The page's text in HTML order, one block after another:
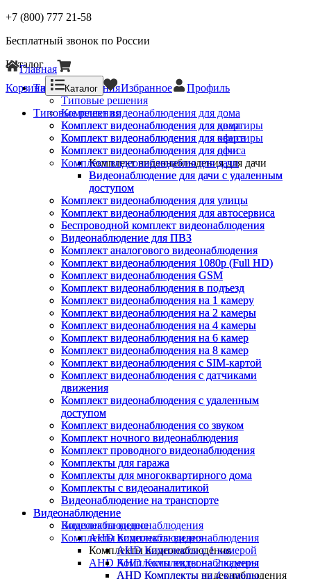
+7 (800) 777 21-58
Бесплатный звонок по России
Каталог
Типовые решения
Типовые решения
Комплект видеонаблюдения для дома
Комплект видеонаблюдения для квартиры
Комплект видеонаблюдения для офиса
Комплект видеонаблюдения для дачи
Комплект видеонаблюдения для дачи
Видеонаблюдение для дачи с удаленным
доступом
Комплект видеонаблюдения для улицы
Комплект видеонаблюдения для автосервиса
Беспроводной комплект видеонаблюдения
Видеонаблюдение для ПВЗ
Комплект аналогового видеонаблюдения
Комплект видеонаблюдения 1080p (Full HD)
Комплект видеонаблюдения GSM
Комплект видеонаблюдения в подъезд
Комплект видеонаблюдения на 1 камеру
Комплект видеонаблюдения на 2 камеры
Комплект видеонаблюдения на 4 камеры
Комплект видеонаблюдения на 6 камер
Комплект видеонаблюдения на 8 камер
Комплект видеонаблюдения с SIM-картой
Комплект видеонаблюдения с датчиками
движения
Комплект видеонаблюдения с удаленным
доступом
Комплект видеонаблюдения со звуком
Комплект ночного видеонаблюдения
Комплект проводного видеонаблюдения
Комплекты для гаража
Комплекты для многоквартирного дома
Комплекты с видеоаналитикой
Видеонаблюдение на транспорте
Видеонаблюдение
Видеонаблюдение
Комплекты видеонаблюдения
Комплекты видеонаблюдения
AHD Комплекты видеонаблюдения
AHD Комплекты видеонаблюдения
Главная
Корзина
Каталог Избранное Профиль
Типовые решения
Комплект видеонаблюдения для дома
Комплект видеонаблюдения для квартиры
Комплект видеонаблюдения для офиса
Комплект видеонаблюдения для дачи
Видеонаблюдение для дачи с удаленным
доступом
Комплект видеонаблюдения для улицы
Комплект видеонаблюдения для автосервиса
Беспроводной комплект видеонаблюдения
Видеонаблюдение для ПВЗ
Комплект аналогового видеонаблюдения
Комплект видеонаблюдения 1080p (Full HD)
Комплект видеонаблюдения GSM
Комплект видеонаблюдения в подъезд
Комплект видеонаблюдения на 1 камеру
Комплект видеонаблюдения на 2 камеры
Комплект видеонаблюдения на 4 камеры
Комплект видеонаблюдения на 6 камер
Комплект видеонаблюдения на 8 камер
Комплект видеонаблюдения с SIM-картой
Комплект видеонаблюдения с датчиками
движения
Комплект видеонаблюдения с удаленным
доступом
Комплект видеонаблюдения со звуком
Комплект ночного видеонаблюдения
Комплект проводного видеонаблюдения
Комплекты для гаража
Комплекты для многоквартирного дома
Комплекты с видеоаналитикой
Видеонаблюдение на транспорте
Видеонаблюдение
Комплекты видеонаблюдения
AHD Комплекты видеонаблюдения
AHD Комплекты с 1 камерой
AHD Комплекты на 2 камеры
AHD Комплекты на 4 камеры